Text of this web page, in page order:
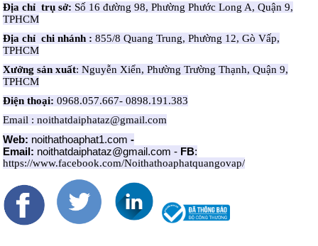
Địa chỉ trụ sở: Số 16 đường 98, Phường Phước Long A, Quận 9,
TPHCM
Địa chỉ chi nhánh :855/8 Quang Trung, Phường 12, Gò Vấp,
TPHCM
Xưởng sản xuất: Nguyễn Xiển, Phường Trường Thạnh, Quận 9,
TPHCM
Điện thoại: 0968.057.667- 0898.191.383
Email : noithatdaiphataz@gmail.com
Web: noithathoaphat1.com-
Email: noithatdaiphataz@gmail.com - FB:
https://www.facebook.com/Noithathoaphatquangovap/